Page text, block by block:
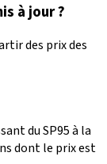
à jour ?
des prix des
du SP95 à la
dont le prix est